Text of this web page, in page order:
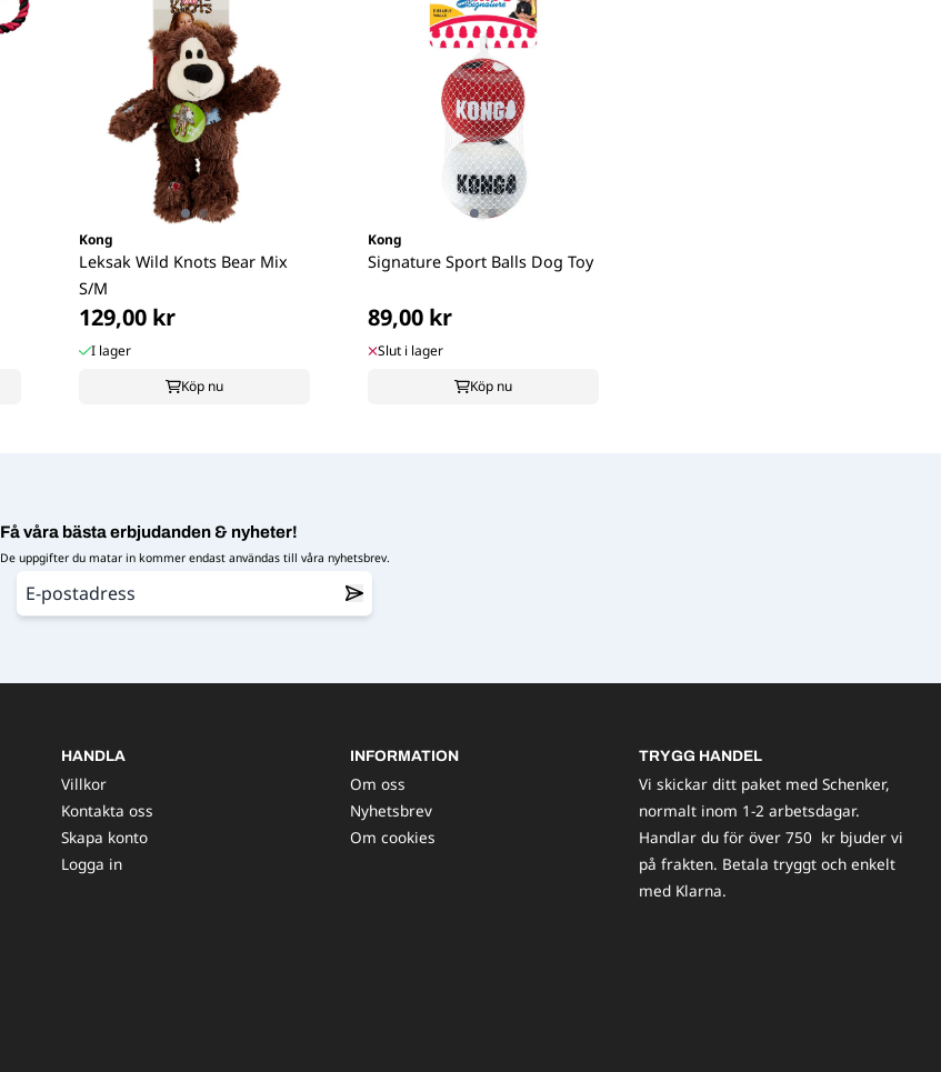
Kong
Leksak Wild Knots Bear Mix
S/M
129,00 kr
I lager
Köp nu
Kong
Signature Sport Balls Dog Toy
89,00 kr
Slut i lager
Köp nu
Få våra bästa erbjudanden & nyheter!
De uppgifter du matar in kommer endast användas till våra nyhetsbrev.
HANDLA
Villkor
Kontakta oss
Skapa konto
Logga in
INFORMATION
Om oss
Nyhetsbrev
Om cookies
TRYGG HANDEL
Vi skickar ditt paket med Schenker,
normalt inom 1-2 arbetsdagar.
Handlar du för över 750 kr bjuder vi
på frakten. Betala tryggt och enkelt
med Klarna.